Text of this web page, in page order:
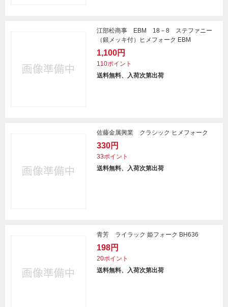
江部松商事 EBM 18－8 ステファニー
（銀メッキ付）ヒメフォーク EBM
1,100円
110ポイント
送料無料、入荷次第出荷
佐藤金属興業 クラシック ヒメフォーク
330円
33ポイント
送料無料、入荷次第出荷
青芳 ライラック 姫フォーク BH636
198円
20ポイント
送料無料、入荷次第出荷